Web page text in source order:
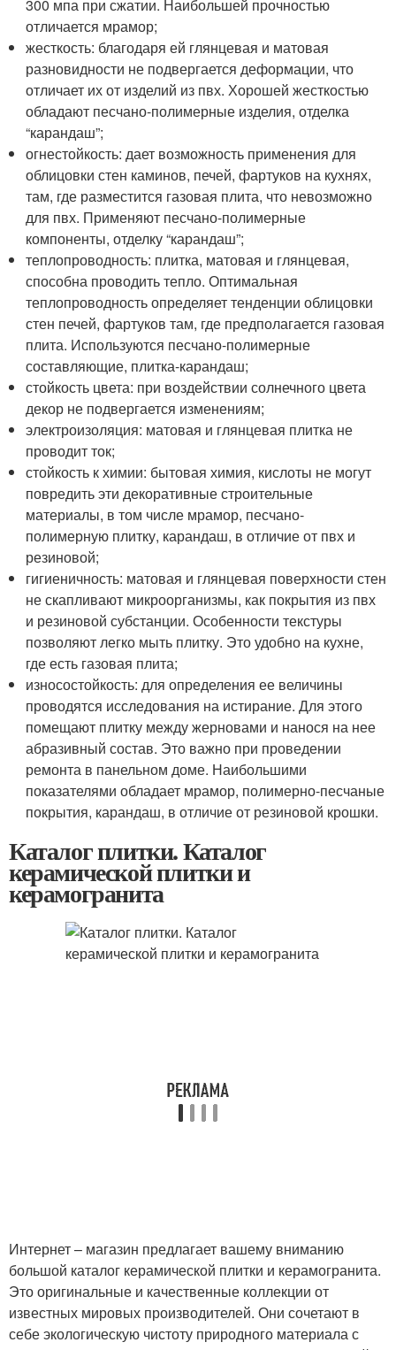
300 мпа при сжатии. Наибольшей прочностью
отличается мрамор;
жесткость: благодаря ей глянцевая и матовая
разновидности не подвергается деформации, что
отличает их от изделий из пвх. Хорошей жесткостью
обладают песчано-полимерные изделия, отделка
“карандаш”;
огнестойкость: дает возможность применения для
облицовки стен каминов, печей, фартуков на кухнях,
там, где разместится газовая плита, что невозможно
для пвх. Применяют песчано-полимерные
компоненты, отделку “карандаш”;
теплопроводность: плитка, матовая и глянцевая,
способна проводить тепло. Оптимальная
теплопроводность определяет тенденции облицовки
стен печей, фартуков там, где предполагается газовая
плита. Используются песчано-полимерные
составляющие, плитка-карандаш;
стойкость цвета: при воздействии солнечного цвета
декор не подвергается изменениям;
электроизоляция: матовая и глянцевая плитка не
проводит ток;
стойкость к химии: бытовая химия, кислоты не могут
повредить эти декоративные строительные
материалы, в том числе мрамор, песчано-
полимерную плитку, карандаш, в отличие от пвх и
резиновой;
гигиеничность: матовая и глянцевая поверхности стен
не скапливают микроорганизмы, как покрытия из пвх
и резиновой субстанции. Особенности текстуры
позволяют легко мыть плитку. Это удобно на кухне,
где есть газовая плита;
износостойкость: для определения ее величины
проводятся исследования на истирание. Для этого
помещают плитку между жерновами и нанося на нее
абразивный состав. Это важно при проведении
ремонта в панельном доме. Наибольшими
показателями обладает мрамор, полимерно-песчаные
покрытия, карандаш, в отличие от резиновой крошки.
Каталог плитки. Каталог
керамической плитки и
керамогранита
Интернет – магазин предлагает вашему вниманию
большой каталог керамической плитки и керамогранита.
Это оригинальные и качественные коллекции от
известных мировых производителей. Они сочетают в
себе экологическую чистоту природного материала с